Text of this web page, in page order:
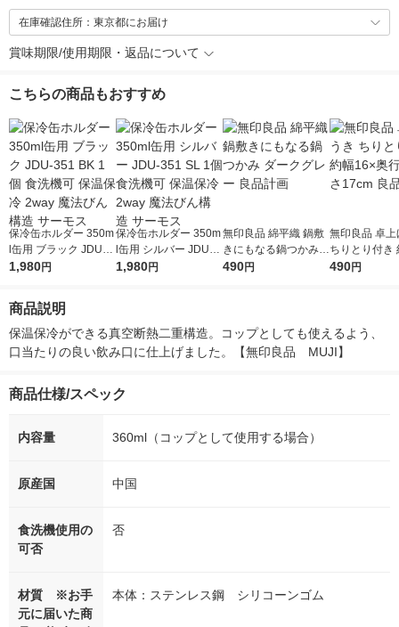
在庫確認住所：東京都にお届け
賞味期限/使用期限・返品について
こちらの商品もおすすめ
保冷缶ホルダー 350m
l缶用 ブラック JDU-3
51 BK 1個 食洗機可
1,980円
保冷缶ホルダー 350m
l缶用 シルバー JDU-3
51 SL 1個 食洗機可 保
1,980円
無印良品 綿平織 鍋敷
きにもなる鍋つかみ
ダークグレー 良品計
490円
無印良品 卓上
ちりとり付き
奥行4×高さ
490円
商品説明
保温保冷ができる真空断熱二重構造。コップとしても使えるよう、
口当たりの良い飲み口に仕上げました。【無印良品　MUJI】
商品仕様/スペック
内容量 360ml（コップとして使用する場合）
原産国 中国
食洗機使用の
可否
否
材質 ※お手
元に届いた商
本体：ステンレス鋼 シリコーンゴム